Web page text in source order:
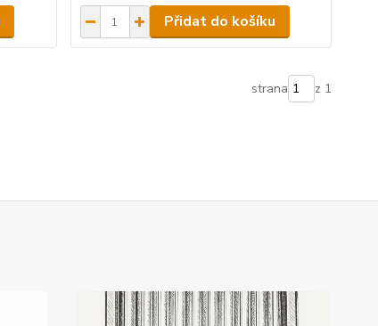
Přidat do košíku
strana z 1